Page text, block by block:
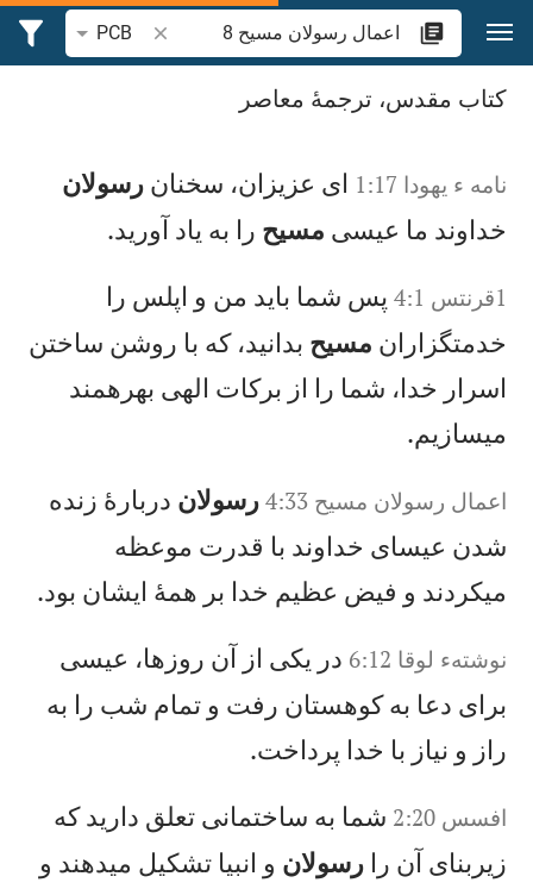
پرش به محتوا
جستجوی آیه یا
PCB
جستجوی "اعمال رسولان مسيح 8" در کتاب مقدس
کتاب مقدس، ترجمۀ معاصر
نامه‌ ء يهودا‌ 1:17 ای عزيزان، سخنانرسولان
خداوند ما عيسی مسيح را به ياد آوريد.
1‏قرنتس 4:1
پس شما بايد من و اپلس را
خدمتگزاران مسيح بدانيد، كه با روشن ساختن
اسرار خدا، شما را از بركات الهی بهرهمند
میسازيم.
اعمال‌ رسولان‌ مسيح‌‌ 4:33 رسولان دربارهٔ زنده
شدن عيسای خداوند با قدرت موعظه
میكردند و فيض عظيم خدا بر همهٔ ايشان بود.
نوشته‌ء لوقا 6:12
در يكی از آن روزها، عيسی
برای دعا به كوهستان رفت و تمام شب را به
راز و نياز با خدا پرداخت.
افسس 2:20
شما به ساختمانی تعلق داريد كه
زيربنای آن رارسولان و انبیا تشكيل میدهند و